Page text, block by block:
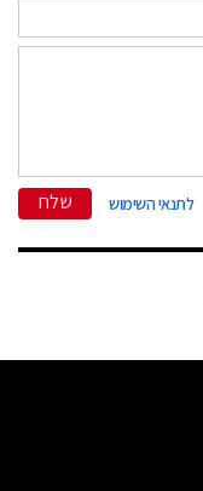
לתנאי השימוש שלח